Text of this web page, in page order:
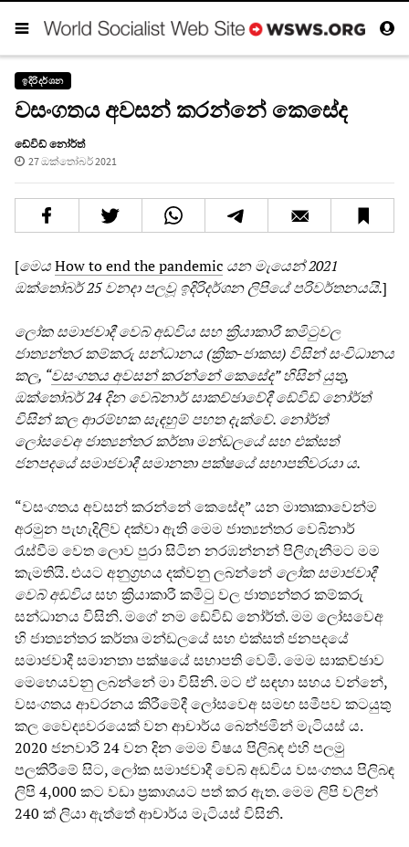
ඉදිරිදර්ශන
වසංගතය අවසන් කරන්නේ කෙසේද
ඩේවිඩ් නෝර්ත්
27 ඔක්තෝබර් 2021
[මෙයHow to end the pandemic යන මැයෙන් 2021
ඔක්තෝබර් 25 වනදා පලවූ ඉදිරිදර්ශන ලිපියේ පරිවර්තනයයි.]
ලෝක සමාජවාදී වෙබ් අඩවිය සහ ක්‍රියාකාරී කමිටුවල
ජාත්‍යන්තර කම්කරු සන්ධානය (ක්‍රික-ජාකස) විසින් සංවිධානය
කල, “වසංගතය අවසන් කරන්නේ කෙසේද” හිසින් යුතු,
ඔක්තෝබර් 24 දින වෙබ්නාර් සාකච්ඡාවේදී ඩේවිඩ් නෝර්ත්
විසින් කල ආරම්භක සැඳහුම් පහත දැක්වේ. නෝර්ත්
ලෝසවෙඅ ජාත්‍යන්තර කර්තෘ මන්ඩලයේ සහ එක්සත්
ජනපදයේ සමාජවාදී සමානතා පක්ෂයේ සභාපතිවරයා ය.
“වසංගතය අවසන් කරන්නේ කෙසේද” යන මාතෘකාවෙන්ම
අරමුන පැහැදිලිව දක්වා ඇති මෙම ජාත්‍යන්තර වෙබිනාර්
රැස්වීම වෙත ලොව පුරා සිටින නරඹන්නන් පිලිගැනීමට මම
කැමතියි. එයට අනුග්‍රහය දක්වනු ලබන්නේ ලෝක සමාජවාදී
වෙබ් අඩවියසහ ක්‍රියාකාරීකමිටු වල ජාත්‍යන්තර කම්කරු
සන්ධානය විසිනි. මගේ නම ඩේවිඩ් නෝර්ත්. මම ලෝසවෙඅ
හි ජාත්‍යන්තර කර්තෘ මන්ඩලයේ සහ එක්සත් ජනපදයේ
සමාජවාදී සමානතා පක්ෂයේ සභාපති වෙමි. මෙම සාකච්ඡාව
මෙහෙයවනු ලබන්නේ මා විසිනි. මට ඒ සඳහා සහය වන්නේ,
වසංගතය ආවරනය කිරීමේදී ලෝසවෙඅ සමඟ සමීපව කටයුතු
කල වෛද්‍යවරයෙක් වන ආචාර්ය බෙන්ජමින් මැටියස් ය.
2020 ජනවාරි 24 වන දින මෙම විෂය පිලිබඳ එහි පලමු
පලකිරීමේ සිට, ලෝක සමාජවාදී වෙබ් අඩවිය වසංගතය පිලිබඳ
ලිපි 4,000 කට වඩා ප්‍රකාශයට පත් කර ඇත. මෙම ලිපි වලින්
240 ක් ලියා ඇත්තේ ආචාර්ය මැටියස් විසිනි.